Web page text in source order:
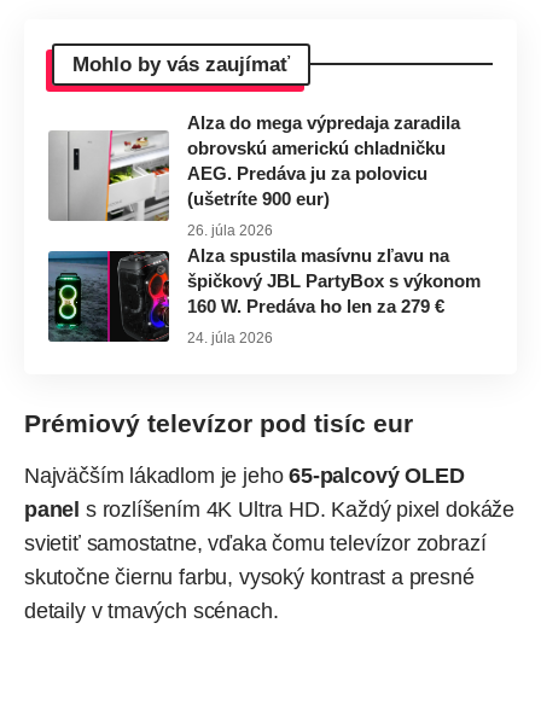
Mohlo by vás zaujímať
Alza do mega výpredaja zaradila
obrovskú americkú chladničku
AEG. Predáva ju za polovicu
(ušetríte 900 eur)
26. júla 2026
Alza spustila masívnu zľavu na
špičkový JBL PartyBox s výkonom
160 W. Predáva ho len za 279 €
24. júla 2026
Prémiový televízor pod tisíc eur
Najväčším lákadlom je jeho65-palcový OLED
panel s rozlíšením 4K Ultra HD. Každý pixel dokáže
svietiť samostatne, vďaka čomu televízor zobrazí
skutočne čiernu farbu, vysoký kontrast a presné
detaily v tmavých scénach.